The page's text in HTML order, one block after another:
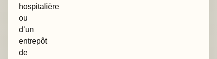
hospitalière
ou
d’un
entrepôt
de